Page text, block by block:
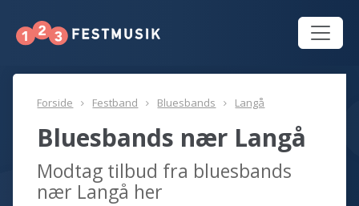
Forside Festband Bluesbands Langå
Bluesbands nær Langå
Modtag tilbud fra bluesbands
nær Langå her